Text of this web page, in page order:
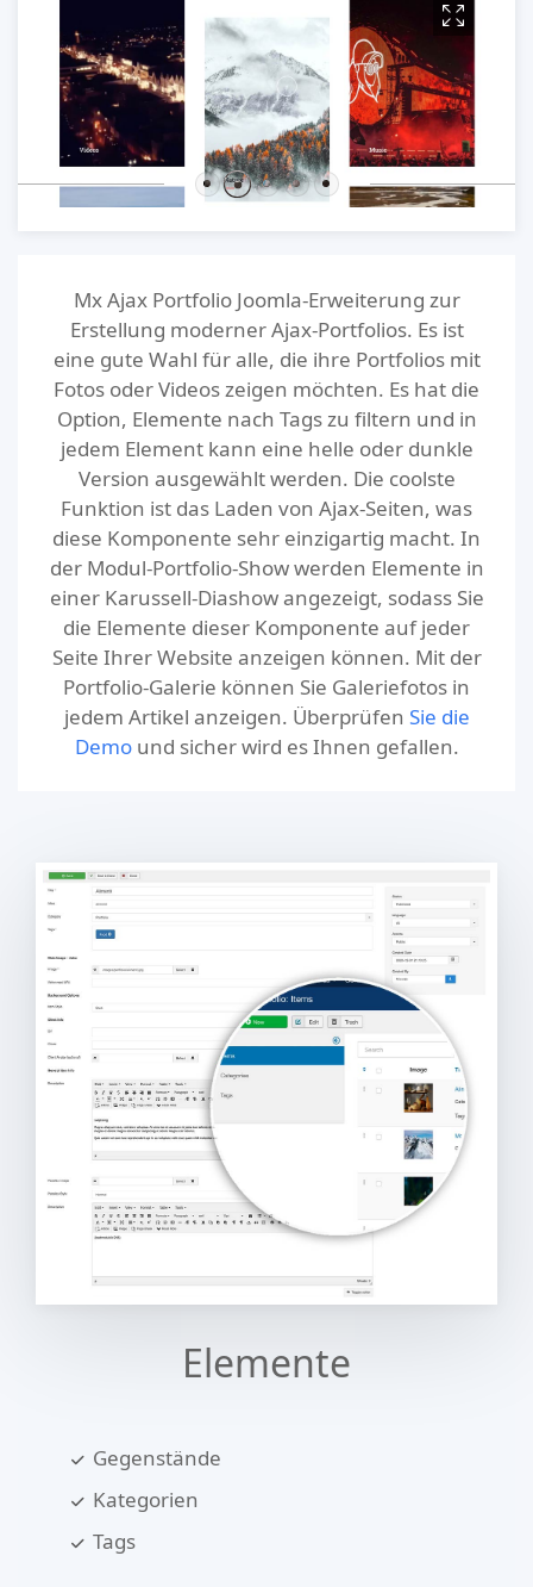
Mx Ajax Portfolio Joomla-Erweiterung zur
Erstellung moderner Ajax-Portfolios. Es ist
eine gute Wahl für alle, die ihre Portfolios mit
Fotos oder Videos zeigen möchten. Es hat die
Option, Elemente nach Tags zu filtern und in
jedem Element kann eine helle oder dunkle
Version ausgewählt werden. Die coolste
Funktion ist das Laden von Ajax-Seiten, was
diese Komponente sehr einzigartig macht. In
der Modul-Portfolio-Show werden Elemente in
einer Karussell-Diashow angezeigt, sodass Sie
die Elemente dieser Komponente auf jeder
Seite Ihrer Website anzeigen können. Mit der
Portfolio-Galerie können Sie Galeriefotos in
jedem Artikel anzeigen. Überprüfen Sie die
Demound sicher wird es Ihnen gefallen.
Elemente
Gegenstände
Kategorien
Tags